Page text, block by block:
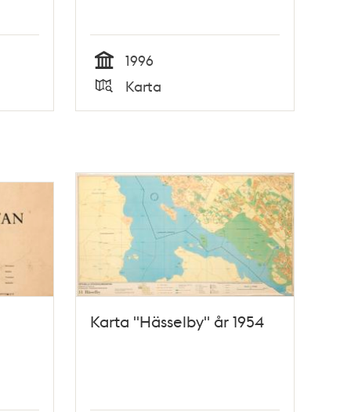
Tid
1996
Karta
Karta "Hässelby" år 1954